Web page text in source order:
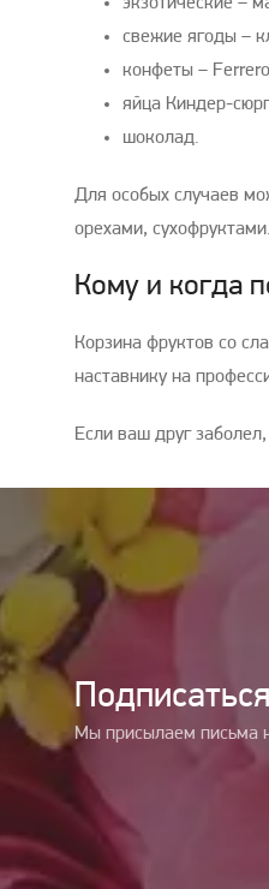
экзотические –
свежие ягоды –
конфеты –
яйца Киндер-
шоколад.
Для особых случаев
орехами, сухофруктами.
Кому и когда
Корзина фруктов со
наставнику на
Если ваш друг
Мы присылаем письма